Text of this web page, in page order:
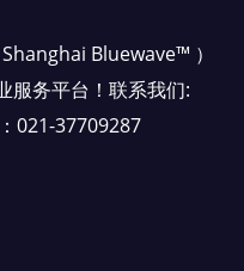
Bluewave™ ）
服务平台！联系我们:
021-37709287